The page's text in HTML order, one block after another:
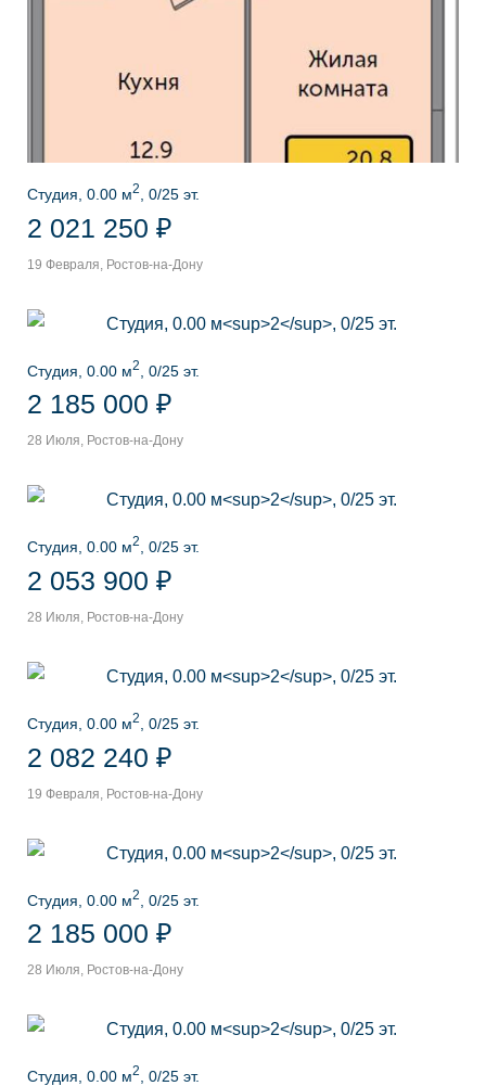
Студия, 0.00 м2 , 0/25 эт.
2 021 250 ₽
19 Февраля, Ростов-на-Дону
Студия, 0.00 м2 , 0/25 эт.
2 185 000 ₽
28 Июля, Ростов-на-Дону
Студия, 0.00 м2 , 0/25 эт.
2 053 900 ₽
28 Июля, Ростов-на-Дону
Студия, 0.00 м2 , 0/25 эт.
2 082 240 ₽
19 Февраля, Ростов-на-Дону
Студия, 0.00 м2 , 0/25 эт.
2 185 000 ₽
28 Июля, Ростов-на-Дону
Студия, 0.00 м2 , 0/25 эт.